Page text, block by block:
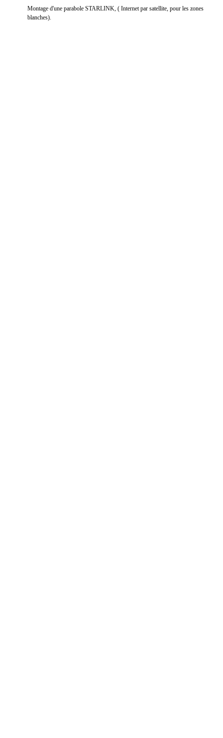
Montage d'une parabole STARLINK, ( Internet par satellite, pour les zones
blanches).